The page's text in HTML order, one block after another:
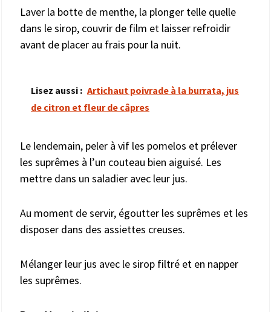
Laver la botte de menthe, la plonger telle quelle
dans le sirop, couvrir de film et laisser refroidir
avant de placer au frais pour la nuit.
Lisez aussi : Artichaut poivrade à la burrata, jus
de citron et fleur de câpres
Le lendemain, peler à vif les pomelos et prélever
les suprêmes à l’un couteau bien aiguisé. Les
mettre dans un saladier avec leur jus.
Au moment de servir, égoutter les suprêmes et les
disposer dans des assiettes creuses.
Mélanger leur jus avec le sirop filtré et en napper
les suprêmes.